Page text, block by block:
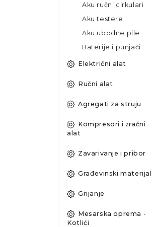
Aku ručni cirkulari
Aku testere
Aku ubodne pile
Baterije i punjači
Električni alat
Ručni alat
Agregati za struju
Kompresori i zračni
alat
Zavarivanje i pribor
Građevinski materijal
Grijanje
Mesarska oprema -
Kotlići